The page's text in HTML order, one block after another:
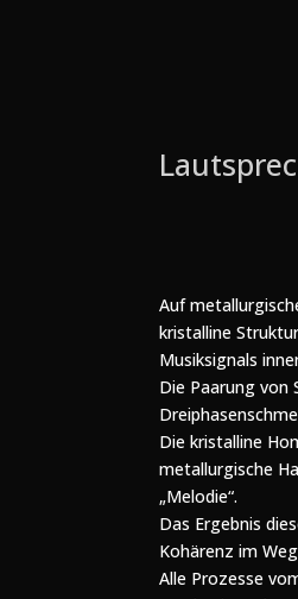
Auf
kristalline
Musiksignals
Die Paarung von
Die kristalline
metallurgische
„Melodie“.
Das Ergebnis
Kohärenz im
Alle Prozesse